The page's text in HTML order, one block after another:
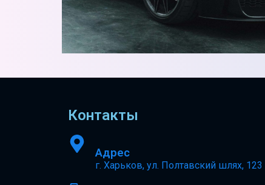
Контакты
Адрес
г. Харьков, ул. Полтавский шлях, 123